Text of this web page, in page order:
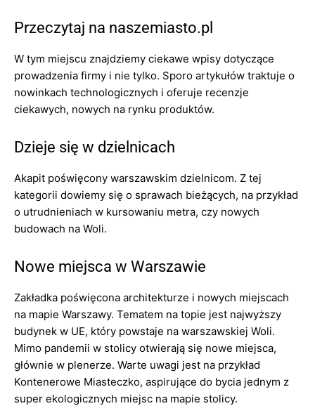
Przeczytaj na naszemiasto.pl
W tym miejscu znajdziemy ciekawe wpisy dotyczące
prowadzenia firmy i nie tylko. Sporo artykułów traktuje o
nowinkach technologicznych i oferuje recenzje
ciekawych, nowych na rynku produktów.
Dzieje się w dzielnicach
Akapit poświęcony warszawskim dzielnicom. Z tej
kategorii dowiemy się o sprawach bieżących, na przykład
o utrudnieniach w kursowaniu metra, czy nowych
budowach na Woli.
Nowe miejsca w Warszawie
Zakładka poświęcona architekturze i nowych miejscach
na mapie Warszawy. Tematem na topie jest najwyższy
budynek w UE, który powstaje na warszawskiej Woli.
Mimo pandemii w stolicy otwierają się nowe miejsca,
głównie w plenerze. Warte uwagi jest na przykład
Kontenerowe Miasteczko, aspirujące do bycia jednym z
super ekologicznych miejsc na mapie stolicy.